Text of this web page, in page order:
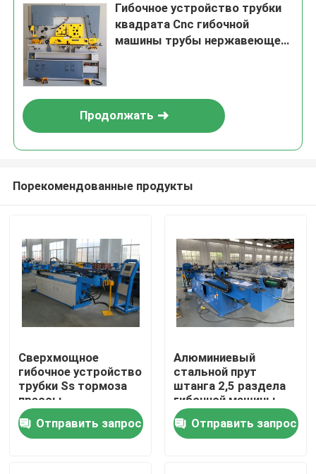
Главная страница
Продукция
Гибочное устройство трубки
квадрата Cnc гибочной
машины трубы нержавеющей
Продолжать
Порекомендованные продукты
Сверхмощное
гибочное устройство
трубки Ss тормоза
прессы
складчатости
металла гибочной
машины трубы для
Отправить запрос
Алюминиевый
стальной прут
штанга 2,5 раздела
гибочной машины
профиля Cnc
гибочное устройство
трубопровода 1,5
Отправить запрос